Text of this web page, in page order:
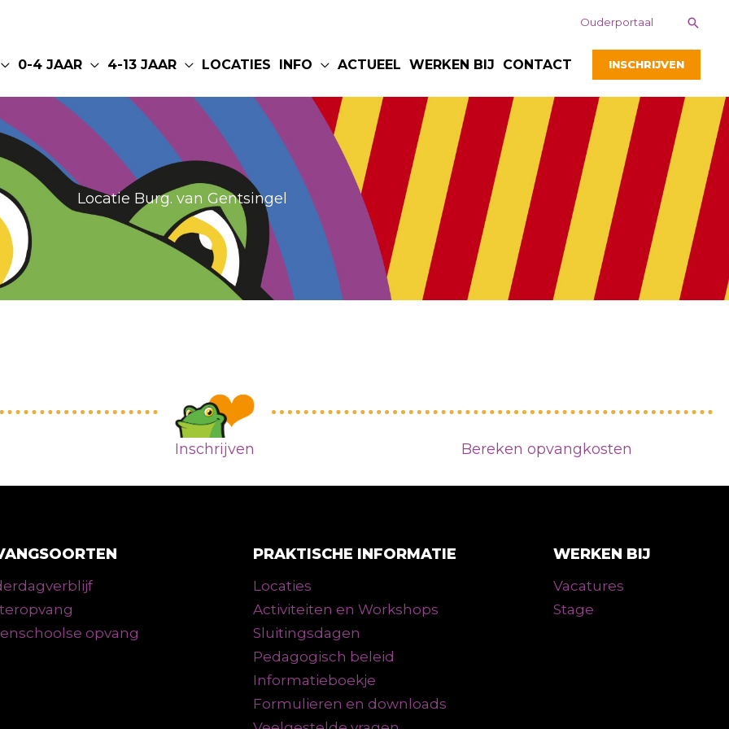
Ouderportaal
0-4 JAAR 4-13 JAAR LOCATIES INFO ACTUEEL WERKEN BIJ CONTACT INSCHRIJVEN
Locatie Burg. van Gentsingel
Inschrijven Bereken opvangkosten
opvang
PRAKTISCHE INFORMATIE
Locaties
Activiteiten en Workshops
Sluitingsdagen
Pedagogisch beleid
Informatieboekje
Formulieren en downloads
WERKEN BIJ
Vacatures
Stage